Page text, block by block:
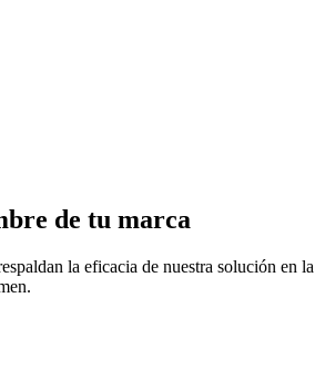
de tu marca
la eficacia de nuestra solución en la